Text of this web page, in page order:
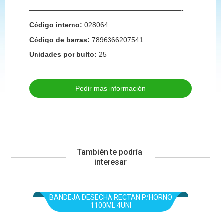
——————————————————————-
Código interno: 028064
Código de barras: 7896366207541
Unidades por bulto: 25
Pedir mas información
También te podría
interesar
BANDEJA DESECHA RECTAN P/HORNO
1100ML 4UNI